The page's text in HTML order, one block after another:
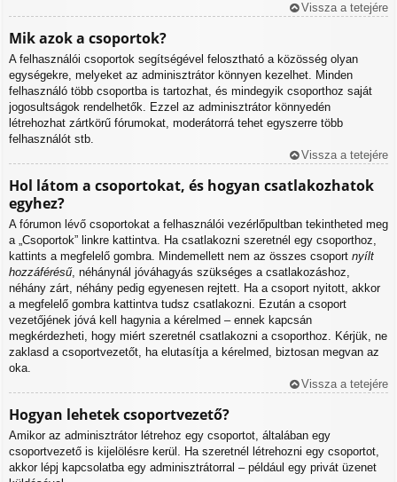
Vissza a tetejére
Mik azok a csoportok?
A felhasználói csoportok segítségével felosztható a közösség olyan
egységekre, melyeket az adminisztrátor könnyen kezelhet. Minden
felhasználó több csoportba is tartozhat, és mindegyik csoporthoz saját
jogosultságok rendelhetők. Ezzel az adminisztrátor könnyedén
létrehozhat zártkörű fórumokat, moderátorrá tehet egyszerre több
felhasználót stb.
Vissza a tetejére
Hol látom a csoportokat, és hogyan csatlakozhatok
egyhez?
A fórumon lévő csoportokat a felhasználói vezérlőpultban tekintheted meg
a „Csoportok” linkre kattintva. Ha csatlakozni szeretnél egy csoporthoz,
kattints a megfelelő gombra. Mindemellett nem az összes csoport nyílt
hozzáférésű, néhánynál jóváhagyás szükséges a csatlakozáshoz,
néhány zárt, néhány pedig egyenesen rejtett. Ha a csoport nyitott, akkor
a megfelelő gombra kattintva tudsz csatlakozni. Ezután a csoport
vezetőjének jóvá kell hagynia a kérelmed – ennek kapcsán
megkérdezheti, hogy miért szeretnél csatlakozni a csoporthoz. Kérjük, ne
zaklasd a csoportvezetőt, ha elutasítja a kérelmed, biztosan megvan az
oka.
Vissza a tetejére
Hogyan lehetek csoportvezető?
Amikor az adminisztrátor létrehoz egy csoportot, általában egy
csoportvezető is kijelölésre kerül. Ha szeretnél létrehozni egy csoportot,
akkor lépj kapcsolatba egy adminisztrátorral – például egy privát üzenet